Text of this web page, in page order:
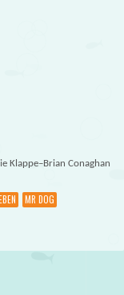
Klappe–Brian Conaghan
MR DOG